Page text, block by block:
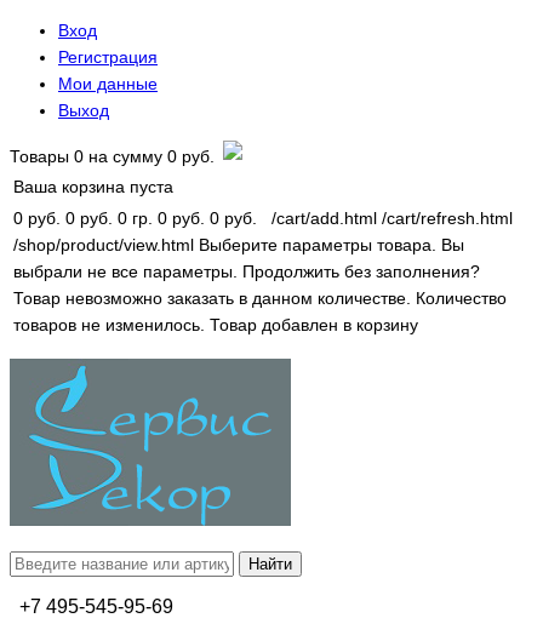
Вход
Регистрация
Мои данные
Выход
Товары 0 на сумму 0 руб.
Ваша корзина пуста
0 руб. 0 руб. 0 гр. 0 руб. 0 руб. /cart/add.html /cart/refresh.html
/shop/product/view.html Выберите параметры товара.
Вы
выбрали не все параметры. Продолжить без заполнения?
Товар невозможно заказать в данном количестве. Количество
товаров не изменилось. Товар добавлен в корзину
+7 495-545-95-69